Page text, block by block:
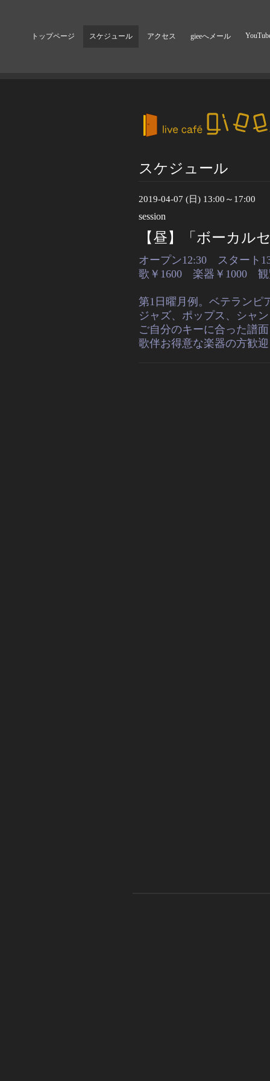
トップページ スケジュール アクセス gieeへメール
スケジュール
2019-04-07 (日) 13:00～17:00
session
【昼】「ボーカル
オープン12:30 スタート
歌￥1600 楽器￥1000 観
第1日曜月例。ベテランピ
ジャズ、ポップス、シャ
ご自分のキーに合った譜
歌伴お得意な楽器の方歓